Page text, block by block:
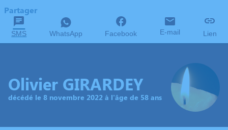
Partager
SMS WhatsApp Facebook E-mail Lien
Olivier GIRARDEY
décédé le 8 novembre 2022 à l'âge de 58 ans